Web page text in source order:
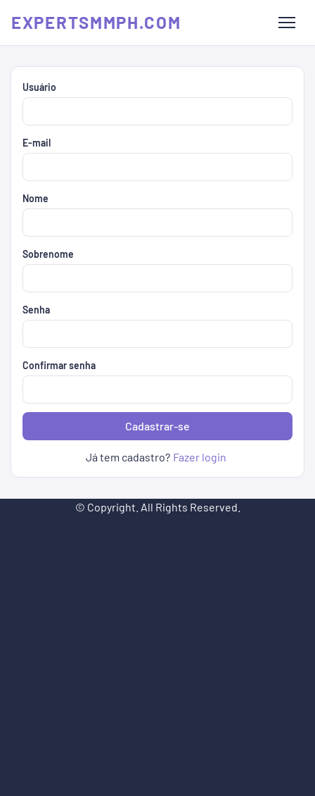
EXPERTSMMPH.COM
Usuário
E-mail
Nome
Sobrenome
Senha
Confirmar senha
Cadastrar-se
Já tem cadastro? Fazer login
© Copyright. All Rights Reserved.